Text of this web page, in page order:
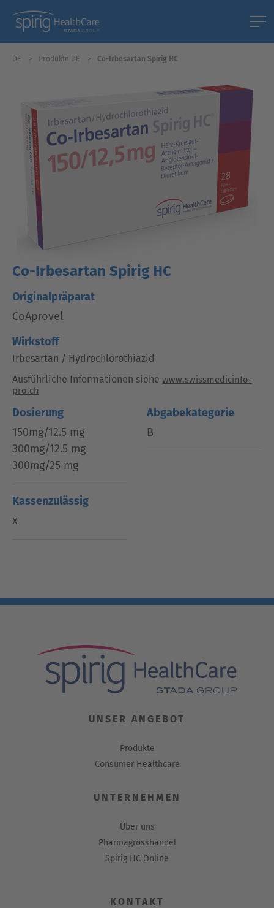
DE Produkte DE Co-Irbesartan Spirig HC
Co-Irbesartan Spirig HC
Originalpräparat
CoAprovel
Wirkstoff
Irbesartan / Hydrochlorothiazid
Ausführliche Informationen siehe www.swissmedicinfo-
pro.ch
Dosierung
150mg/12.5 mg
300mg/12.5 mg
300mg/25 mg
Abgabekategorie
B
Kassenzulässig
x
UNSER ANGEBOT
Produkte
Consumer Healthcare
UNTERNEHMEN
Über uns
Pharmagrosshandel
Spirig HC Online
KONTAKT